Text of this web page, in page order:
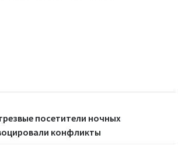
посетители ночных
конфликты